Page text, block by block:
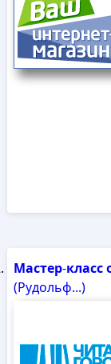
Мастер-класс
(Рудольф...)